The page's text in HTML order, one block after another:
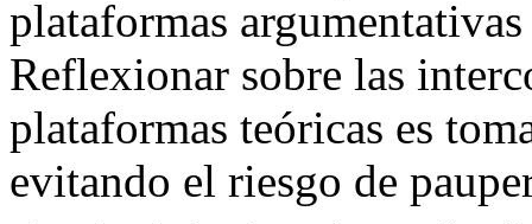
plataformas
Reflexionar sobre las
plataformas teóricas es
evitando el riesgo de